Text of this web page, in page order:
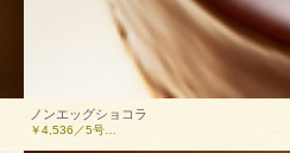
ノンエッグショコラ
￥4,536／5号…